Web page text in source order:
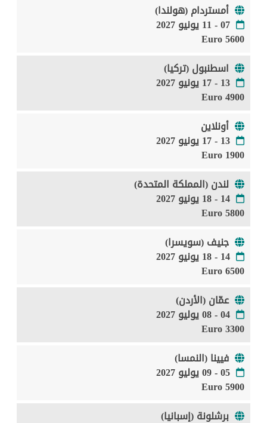
أمستردام (هولندا)
07 - 11 يونيو 2027
5600 Euro
اسطنبول (تركيا)
13 - 17 يونيو 2027
4900 Euro
أونلاين
13 - 17 يونيو 2027
1900 Euro
لندن (المملكة المتحدة)
14 - 18 يونيو 2027
5800 Euro
جنيف (سويسرا)
14 - 18 يونيو 2027
6500 Euro
عمّان (الأردن)
04 - 08 يوليو 2027
3300 Euro
فيينا (النمسا)
05 - 09 يوليو 2027
5900 Euro
برشلونة (إسبانيا)